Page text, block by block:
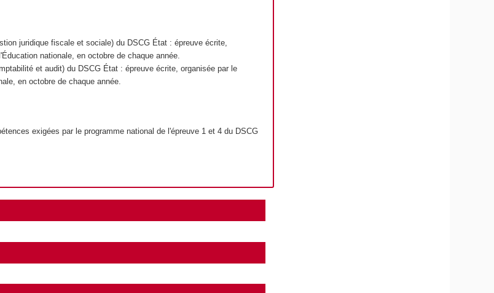
juridique fiscale et sociale) du DSCG État : épreuve écrite,
nationale, en octobre de chaque année.
et audit) du DSCG État : épreuve écrite, organisée par le
en octobre de chaque année.
exigées par le programme national de l'épreuve 1 et 4 du DSCG